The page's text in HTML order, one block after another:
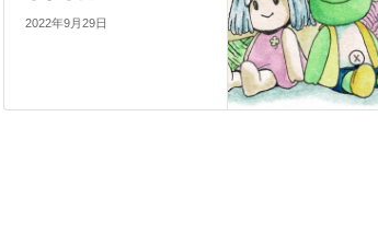
2022年9月29日